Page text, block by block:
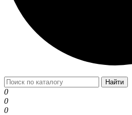
Найти
0
0
0